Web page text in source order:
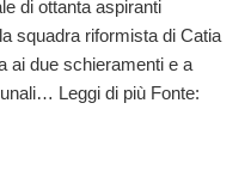
di ottanta aspiranti
squadra riformista di Catia
ai due schieramenti e a
Leggi di più Fonte: